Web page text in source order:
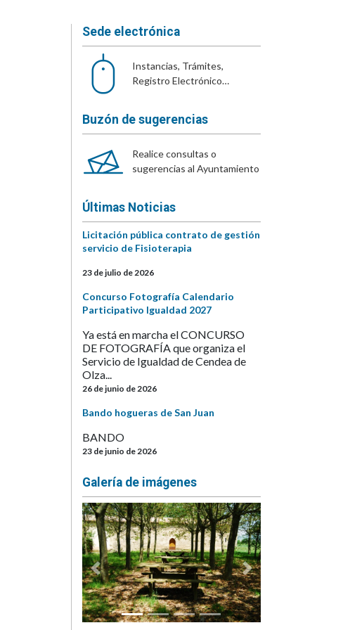
Sede electrónica
Instancias, Trámites,
Registro Electrónico…
Buzón de sugerencias
Realice consultas o
sugerencias al Ayuntamiento
Últimas Noticias
Licitación pública contrato de gestión
servicio de Fisioterapia
23 de julio de 2026
Concurso Fotografía Calendario
Participativo Igualdad 2027
Ya está en marcha el CONCURSO
DE FOTOGRAFÍA que organiza el
Servicio de Igualdad de Cendea de
Olza...
26 de junio de 2026
Bando hogueras de San Juan
BANDO
23 de junio de 2026
Galería de imágenes
Anterior Siguiente